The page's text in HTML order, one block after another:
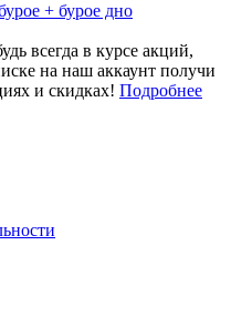
+ бурое дно
всегда в курсе акций,
на наш аккаунт получи
и скидках! Подробнее